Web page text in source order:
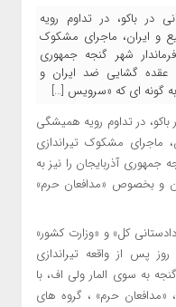
باکو، در تداوم رویه
ایران، ماجرای مشکوک
شهر گنجه جمهوری
عقده گشایی ضد ایران و
گونه ای که «سرویس […]
باکو، در تداوم رویه همیشگی
مشکوک تیراندازی
جمهوری آذربایجان را نیز به
و بخصوص «مدافعان حرم»
کل» و «وزارت کشور»
پس از واقعه تیراندازی
به سوی المار ولی اف، با
«مدافعان حرم» ، گروه های